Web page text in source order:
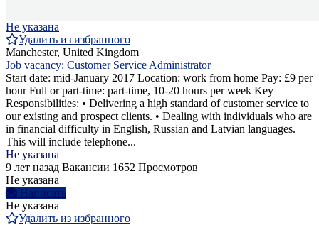
Не указана
Удалить из избранного
Manchester, United Kingdom
Job vacancy: Customer Service Administrator
Start date: mid-January 2017 Location: work from home Pay: £9 per
hour Full or part-time: part-time, 10-20 hours per week Key
Responsibilities: • Delivering a high standard of customer service to
our existing and prospect clients. • Dealing with individuals who are
in financial difficulty in English, Russian and Latvian languages.
This will include telephone...
Не указана
9 лет назад Вакансии 1652 Просмотров
Не указана
Написать
Не указана
Удалить из избранного